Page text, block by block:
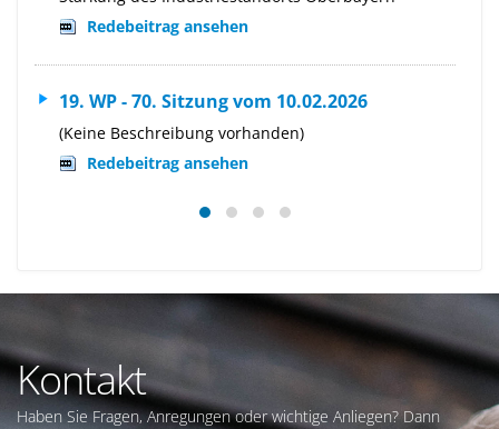
Redebeitrag ansehen
19. WP - 70. Sitzung vom 10.02.2026
(Keine Beschreibung vorhanden)
Redebeitrag ansehen
Kontakt
Haben Sie Fragen, Anregungen oder wichtige Anliegen? Dann